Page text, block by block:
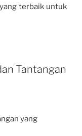
terbaik untuk
Tantangan
yang